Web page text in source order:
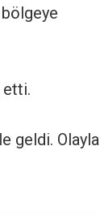
etti.
geldi. Olayla